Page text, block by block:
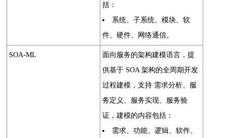
括：
系统、子系统、模块、软
件、硬件、网络通信。
SOA-ML
面向服务的架构建模语言，提
供基于 SOA 架构的全周期开发
过程建模，支持 需求分析、服
务定义、服务实现、服务验
证，建模的内容包括：
需求、功能、逻辑、软件、